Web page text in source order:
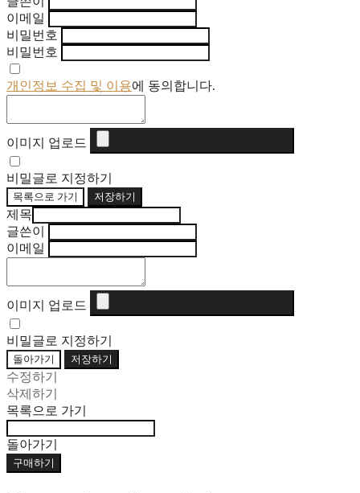
이메일
비밀번호
비밀번호
개인정보 수집 및 이용에 동의합니다.
이미지 업로드
비밀글로 지정하기
목록으로 가기 저장하기
제목
글쓴이
이메일
이미지 업로드
비밀글로 지정하기
돌아가기 저장하기
수정하기
삭제하기
목록으로 가기
돌아가기
구매하기